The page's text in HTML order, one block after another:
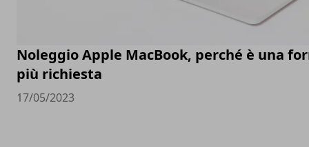
Noleggio Apple MacBook, perché è una
più richiesta
17/05/2023